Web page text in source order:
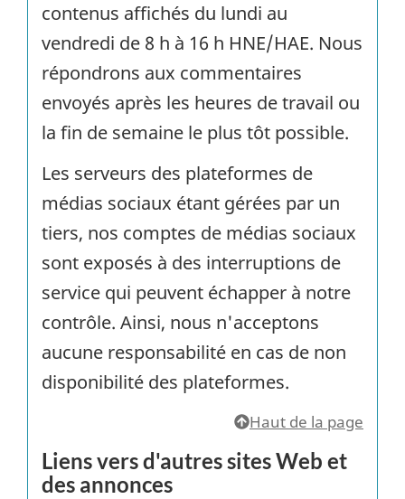
contenus affichés du lundi au
vendredi de 8 h à 16 h HNE/HAE. Nous
répondrons aux commentaires
envoyés après les heures de travail ou
la fin de semaine le plus tôt possible.
Les serveurs des plateformes de
médias sociaux étant gérées par un
tiers, nos comptes de médias sociaux
sont exposés à des interruptions de
service qui peuvent échapper à notre
contrôle. Ainsi, nous n'acceptons
aucune responsabilité en cas de non
disponibilité des plateformes.
Haut de la page
Liens vers d'autres sites Web et
des annonces